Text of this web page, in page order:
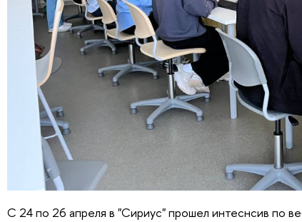
C 24 по 26 апреля в "Сириус" прошел интеснсив по